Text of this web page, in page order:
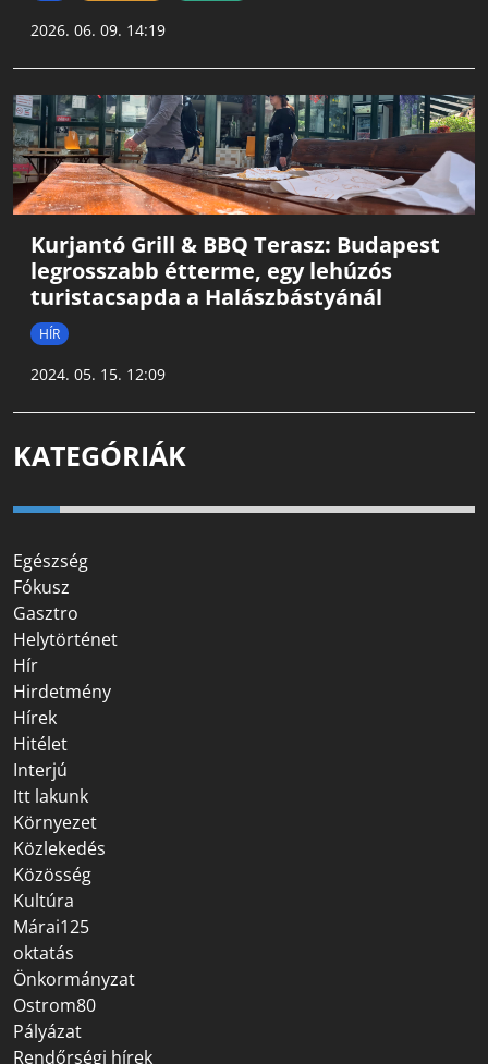
2026. 06. 09. 14:19
Kurjantó Grill & BBQ Terasz: Budapest
legrosszabb étterme, egy lehúzós
turistacsapda a Halászbástyánál
HÍR
2024. 05. 15. 12:09
KATEGÓRIÁK
Egészség
Fókusz
Gasztro
Helytörténet
Hír
Hirdetmény
Hírek
Hitélet
Interjú
Itt lakunk
Környezet
Közlekedés
Közösség
Kultúra
Márai125
oktatás
Önkormányzat
Ostrom80
Pályázat
Rendőrségi hírek